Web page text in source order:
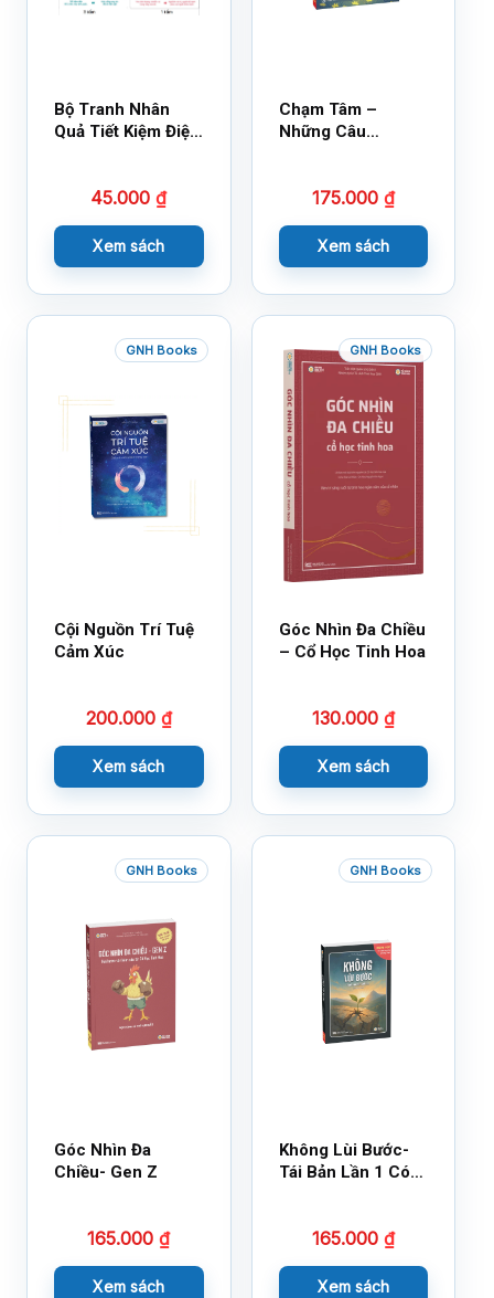
Bộ Tranh Nhân
Quả Tiết Kiệm Điện
45.000₫
Xem sách
Chạm Tâm –
Những Câu
175.000 ₫
Xem sách
GNH Books
Cội Nguồn Trí Tuệ
Cảm Xúc
200.000 ₫
Xem sách
GNH Books
Góc Nhìn Đa Chiều
– Cổ Học Tinh Hoa
130.000 ₫
Xem sách
GNH Books
Góc Nhìn Đa
Chiều- Gen Z
165.000₫
Xem sách
GNH Books
Không Lùi Bước-
Tái Bản Lần 1 Có
165.000 ₫
Xem sách